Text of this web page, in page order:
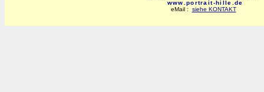
www.portrait-hille.de
eMail : siehe KONTAKT